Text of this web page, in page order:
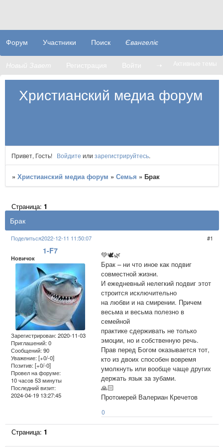
Христианский медиа форум
Форум Участники Поиск Євангеліє
Новый Завет Регистрация Войти ➝ Активные темы
Привет, Гость! Войдите или зарегистрируйтесь.
»Христианский медиа форум »Семья »Брак
Брак
Страница:1
Поделиться 1
2022-12-11 11:50:07
1-F7
Новичок
Зарегистрирован: 2020-11-03
Приглашений:0
Сообщений:90
Уважение: [+0/-0]
Позитив: [+0/-0]
Провел на форуме:
10 часов 53 минуты
Последний визит:
2024-04-19 13:27:45
💚🕊🌿
Брак – ни что иное как подвиг
совместной жизни.
И ежедневный нелегкий подвиг этот
строится исключительно
на любви и на смирении. Причем
весьма и весьма полезно в
семейной
практике сдерживать не только
эмоции, но и собственную речь.
Прав перед Богом оказывается тот,
кто из двоих способен вовремя
умолкнуть или вообще чаще других
держать язык за зубами.
🙏🏻
Протоиерей Валериан Кречетов
0
Страница:1